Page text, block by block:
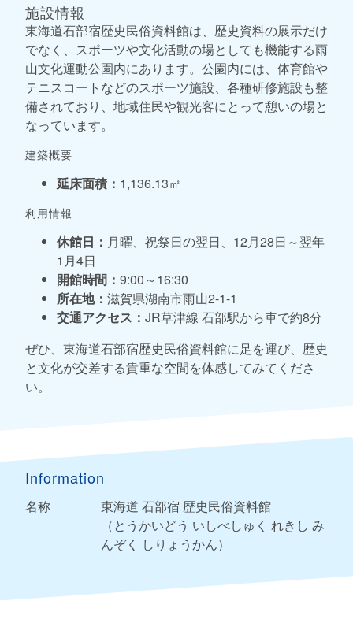
施設情報
東海道石部宿歴史民俗資料館は、歴史資料の展示だけ
でなく、スポーツや文化活動の場としても機能する雨
山文化運動公園内にあります。公園内には、体育館や
テニスコートなどのスポーツ施設、各種研修施設も整
備されており、地域住民や観光客にとって憩いの場と
なっています。
建築概要
延床面積： 1,136.13㎡
利用情報
休館日： 月曜、祝祭日の翌日、12月28日～翌年
1月4日
開館時間： 9:00～16:30
所在地： 滋賀県湖南市雨山2-1-1
交通アクセス： JR草津線 石部駅から車で約8分
ぜひ、東海道石部宿歴史民俗資料館に足を運び、歴史
と文化が交差する貴重な空間を体感してみてくださ
い。
Information
名称
東海道 石部宿 歴史民俗資料館
（とうかいどう いしべしゅく れきし み
んぞく しりょうかん）